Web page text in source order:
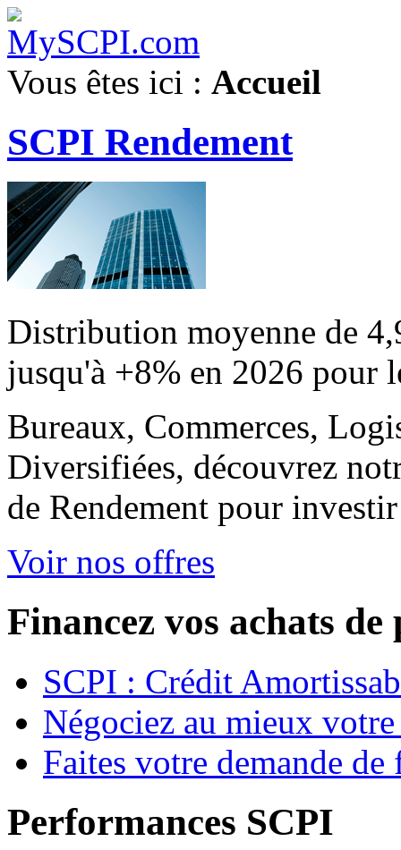
Vous êtes ici : Accueil
SCPI Rendement
Distribution moyenne de
jusqu'à +8% en 2026 pour
Bureaux, Commerces,
Diversifiées, découvrez
de Rendement pour
Voir nos offres
Financez vos achats
SCPI : Crédit
Négociez au mieux
Faites votre demande de
Performances SCPI